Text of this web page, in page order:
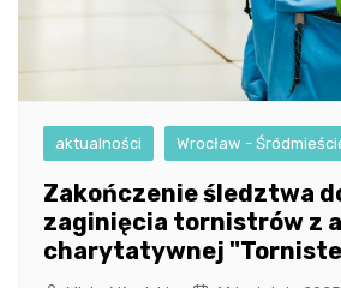
aktualności Wrocław -
Zakończenie śledztwa
zaginięcia tornistrów z
charytatywnej